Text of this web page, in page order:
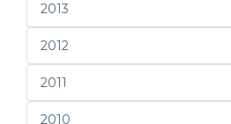
2013
2012
2011
2010